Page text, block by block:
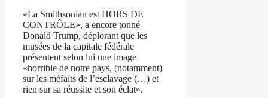
«La Smithsonian est HORS DE
CONTRÔLE», a encore tonné
Donald Trump, déplorant que les
musées de la capitale fédérale
présentent selon lui une image
«horrible de notre pays, (notamment)
sur les méfaits de l’esclavage (…) et
rien sur sa réussite et son éclat».